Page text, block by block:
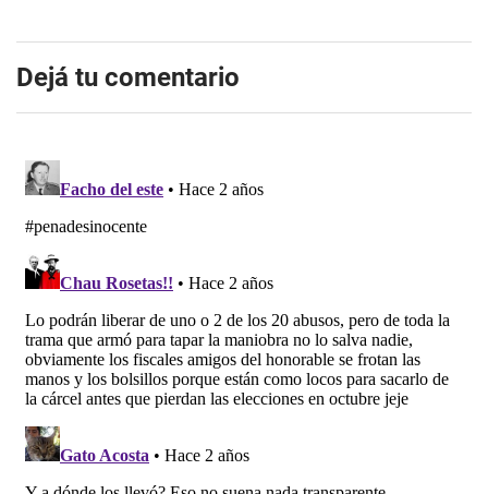
Dejá tu comentario